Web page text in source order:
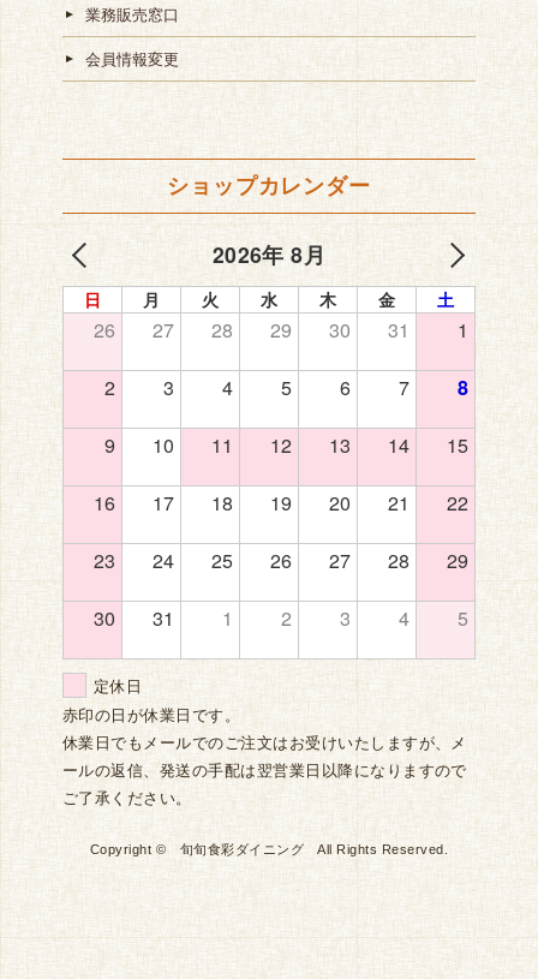
業務販売窓口
会員情報変更
ショップカレンダー
2026年 8月
日 月 火 水 木 金 土
26 27 28 29 30 31 1
2 3 4 5 6 7 8
9 10 11 12 13 14 15
16 17 18 19 20 21 22
23 24 25 26 27 28 29
30 31 1 2 3 4 5
定休日
赤印の日が休業日です。
休業日でもメールでのご注文はお受けいたしますが、メ
ールの返信、発送の手配は翌営業日以降になりますので
ご了承ください。
Copyright © 旬旬食彩ダイニング All Rights Reserved.